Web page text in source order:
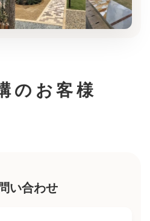
のお客様
い合わせ